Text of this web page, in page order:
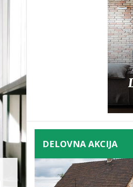
DELOVNA AKCIJA